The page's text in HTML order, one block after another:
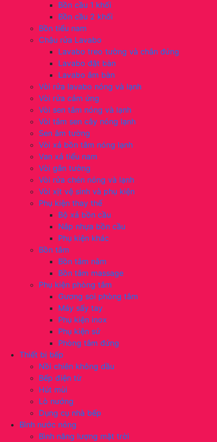
Bồn cầu 1 khối
Bồn cầu 2 khối
Bồn tiểu nam
Chậu rửa Lavabo
Lavabo treo tường và chân đứng
Lavabo đặt bàn
Lavabo âm bàn
Vòi rửa lavabo nóng và lạnh
Vòi rửa cảm ứng
Vòi sen tắm nóng và lạnh
Vòi tắm sen cây nóng lạnh
Sen âm tường
Vòi xả bồn tắm nóng lạnh
Van xả tiểu nam
Vòi gắn tường
Vòi rửa chén nóng và lạnh
Vòi xịt vệ sinh và phụ kiện
Phụ kiện thay thế
Bộ xả bồn cầu
Nắp nhựa bồn cầu
Phụ kiện khác
Bồn tắm
Bồn tắm nằm
Bồn tắm massage
Phụ kiện phòng tắm
Gương soi phòng tắm
Máy sấy tay
Phụ kiện inox
Phụ kiện sứ
Phòng tắm đứng
Thiết bị bếp
Nồi chiên không dầu
Bếp điện từ
Hút mùi
Lò nướng
Dụng cụ nhà bếp
Bình nước nóng
Bình năng lượng mặt trời